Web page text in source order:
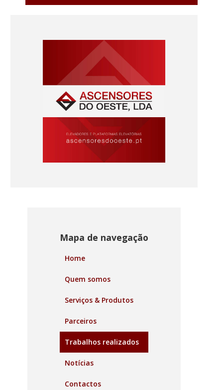
Mapa de navegação
Home
Quem somos
Serviços & Produtos
Parceiros
Trabalhos realizados
Notícias
Contactos